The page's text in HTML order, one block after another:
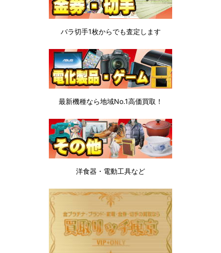
バラ切手1枚からでも査定します
最新機種なら地域No.1高価買取！
洋食器・電動工具など